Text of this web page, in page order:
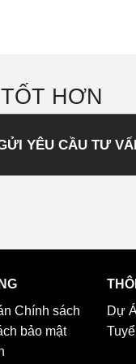
HƠN
YÊU CẦU TƯ
Chính sách
bảo mật
Dự